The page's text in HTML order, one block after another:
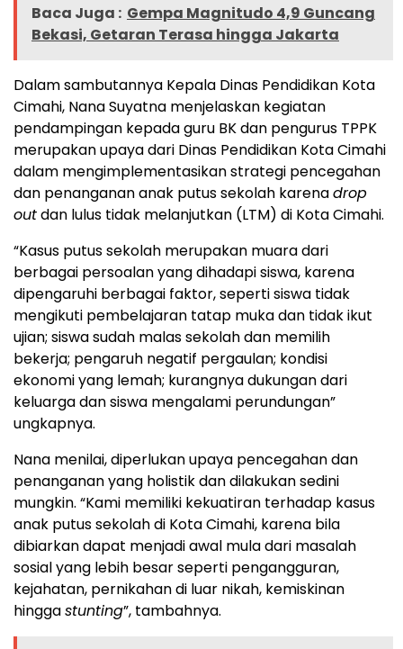
Baca Juga : Gempa Magnitudo 4,9 Guncang
Bekasi, Getaran Terasa hingga Jakarta
Dalam sambutannya Kepala Dinas Pendidikan Kota
Cimahi, Nana Suyatna menjelaskan kegiatan
pendampingan kepada guru BK dan pengurus TPPK
merupakan upaya dari Dinas Pendidikan Kota Cimahi
dalam mengimplementasikan strategi pencegahan
dan penanganan anak putus sekolah karenadrop
outdan lulus tidak melanjutkan (LTM) di Kota Cimahi.
“Kasus putus sekolah merupakan muara dari
berbagai persoalan yang dihadapi siswa, karena
dipengaruhi berbagai faktor, seperti siswa tidak
mengikuti pembelajaran tatap muka dan tidak ikut
ujian; siswa sudah malas sekolah dan memilih
bekerja; pengaruh negatif pergaulan; kondisi
ekonomi yang lemah; kurangnya dukungan dari
keluarga dan siswa mengalami perundungan”
ungkapnya.
Nana menilai, diperlukan upaya pencegahan dan
penanganan yang holistik dan dilakukan sedini
mungkin. “Kami memiliki kekuatiran terhadap kasus
anak putus sekolah di Kota Cimahi, karena bila
dibiarkan dapat menjadi awal mula dari masalah
sosial yang lebih besar seperti pengangguran,
kejahatan, pernikahan di luar nikah, kemiskinan
hinggastunting”, tambahnya.